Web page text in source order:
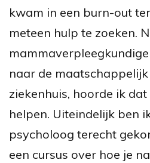
kwam in een burn-out
meteen hulp te zoeken.
naar de
ziekenhuis, hoorde ik
helpen. Uiteindelijk ben
psycholoog terecht
een cursus over hoe je